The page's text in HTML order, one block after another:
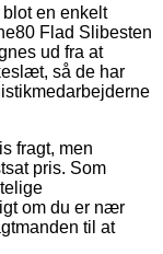
en enkelt
Flad Slibesten
ud fra at
så de har
fragt, men
pris. Som
om du er nær
til at